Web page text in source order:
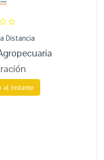
Distancia
al Instante